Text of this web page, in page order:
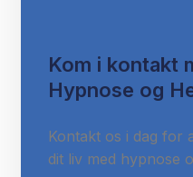
Kom i kontakt
Hypnose og
Kontakt os i dag for
dit liv med hypnose